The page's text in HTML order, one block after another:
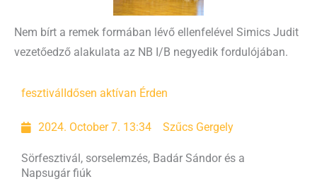
Nem bírt a remek formában lévő ellenfelével Simics Judit
vezetőedző alakulata az NB I/B negyedik fordulójában.
fesztivál Idősen aktívan Érden
2024. October 7. 13:34 Szűcs Gergely
Sörfesztivál, sorselemzés, Badár Sándor és a
Napsugár fiúk